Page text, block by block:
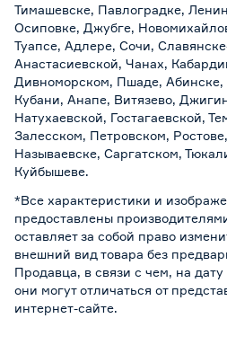
Тимашевске, Павлоградке,
Осиповке, Джубге,
Туапсе, Адлере, Сочи,
Анастасиевской, Чанах,
Дивноморском, Пшаде,
Кубани, Анапе, Витязево,
Натухаевской, Гостагаевской,
Залесском, Петровском,
Называевске, Саргатском,
Куйбышеве.
*Все характеристики и
предоставлены
оставляет за собой право
внешний вид товара без
Продавца, в связи с чем, на
они могут отличаться от
интернет-сайте.